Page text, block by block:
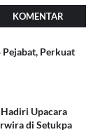
KOMENTAR
Perkuat
Upacara
di Setukpa